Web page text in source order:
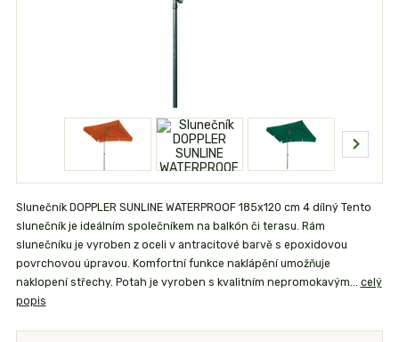
Slunečník DOPPLER SUNLINE WATERPROOF 185x120 cm 4 dílný Tento
slunečník je ideálním společníkem na balkón či terasu. Rám
slunečníku je vyroben z oceli v antracitové barvě s epoxidovou
povrchovou úpravou. Komfortní funkce naklápění umožňuje
naklopení střechy. Potah je vyroben s kvalitním nepromokavým... celý
popis